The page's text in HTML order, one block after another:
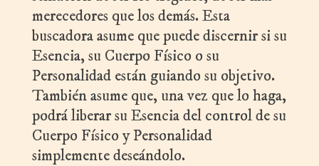
merecedores que los demás. Esta
buscadora asume que puede discernir si su
Esencia, su Cuerpo Físico o su
Personalidad están guiando su objetivo.
También asume que, una vez que lo haga,
podrá liberar su Esencia del control de su
Cuerpo Físico y Personalidad
simplemente deseándolo.